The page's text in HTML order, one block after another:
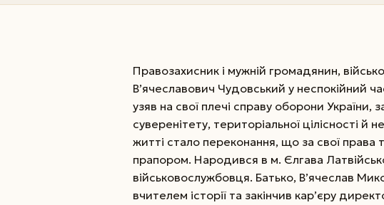
Правозахисник і мужній громадянин,
В’ячеславович Чудовський у неспокійний
узяв на свої плечі справу оборони України,
суверенітету, територіальної цілісності й
житті стало переконання, що за свої права
прапором. Народився в м. Єлгава
військовослужбовця. Батько, В’ячеслав
вчителем історії та закінчив кар’єру